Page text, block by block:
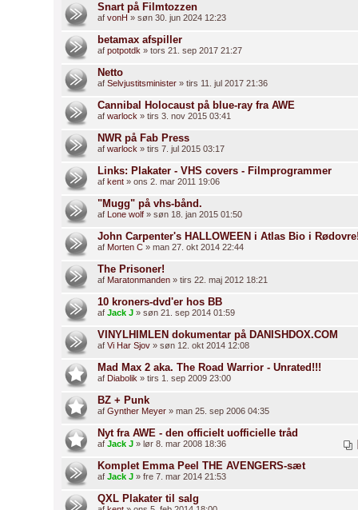
Snart på Filmtozzen
af vonH » søn 30. jun 2024 12:23
betamax afspiller
af potpotdk » tors 21. sep 2017 21:27
Netto
af Selvjustitsminister » tirs 11. jul 2017 21:36
Cannibal Holocaust på blue-ray fra AWE
af warlock » tirs 3. nov 2015 03:41
NWR på Fab Press
af warlock » tirs 7. jul 2015 03:17
Links: Plakater - VHS covers - Filmprogrammer
af kent » ons 2. mar 2011 19:06
"Mugg" på vhs-bånd.
af Lone wolf » søn 18. jan 2015 01:50
John Carpenter's HALLOWEEN i Atlas Bio i
af Morten C » man 27. okt 2014 22:44
The Prisoner!
af Maratonmanden » tirs 22. maj 2012 18:21
10 kroners-dvd'er hos BB
af Jack J » søn 21. sep 2014 01:59
VINYLHIMLEN dokumentar på DANISHDOX.COM
af Vi Har Sjov » søn 12. okt 2014 12:08
Mad Max 2 aka. The Road Warrior - Unrated!!!
af Diabolik » tirs 1. sep 2009 23:00
BZ + Punk
af Gynther Meyer » man 25. sep 2006 04:35
Nyt fra AWE - den officielt uofficielle tråd
af Jack J » lør 8. mar 2008 18:36
Komplet Emma Peel THE AVENGERS-sæt
af Jack J » fre 7. mar 2014 21:53
QXL Plakater til salg